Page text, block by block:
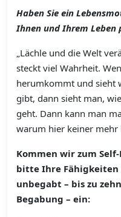
Haben Sie ein
Ihnen und Ihrem Leben
„Lächle und die Welt
steckt viel Wahrheit.
herumkommt und sieht
gibt, dann sieht man,
geht. Dann kann man
warum hier keiner mehr
Kommen wir zum
bitte Ihre Fähigkeiten
unbegabt – bis zu
Begabung – ein: